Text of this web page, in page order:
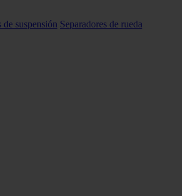
de suspensión Separadores de rueda